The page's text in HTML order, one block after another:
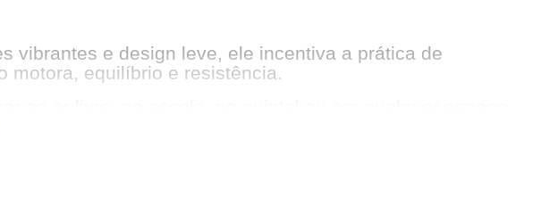
vibrantes e design leve, ele incentiva a prática de
motora, equilíbrio e resistência.
de movimento.